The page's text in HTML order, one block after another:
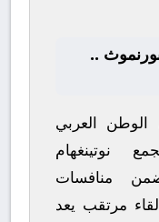
..
العربي
نوتينغهام
منافسات
مرتقب يعد